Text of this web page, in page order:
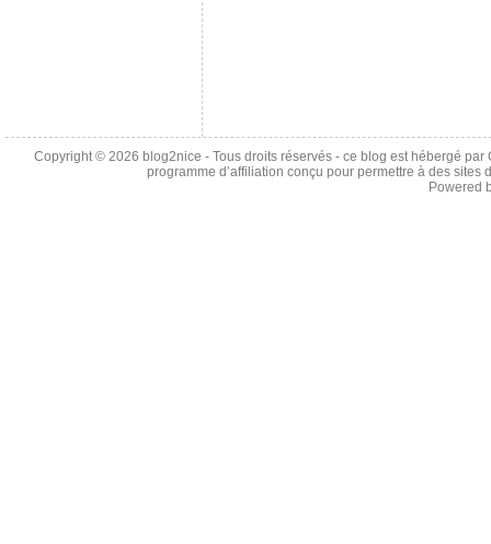
Copyright © 2026 blog2nice - Tous droits réservés - ce blog est hébergé
programme d’affiliation conçu pour permettre à des
Powered